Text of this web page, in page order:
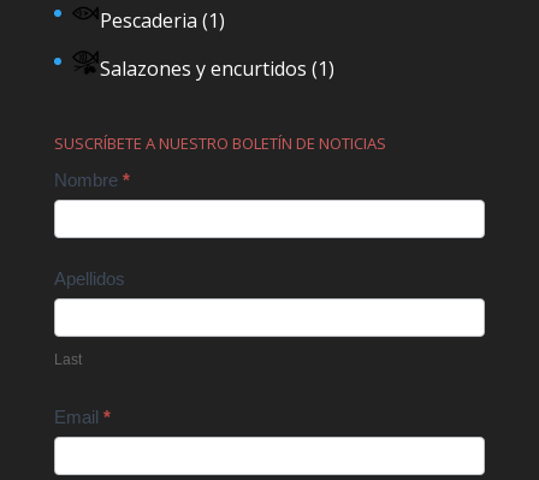
Pescaderia (1)
Salazones y encurtidos (1)
SUSCRÍBETE A NUESTRO BOLETÍN DE NOTICIAS
Contact
Nombre *
Apellidos
Last
Email *